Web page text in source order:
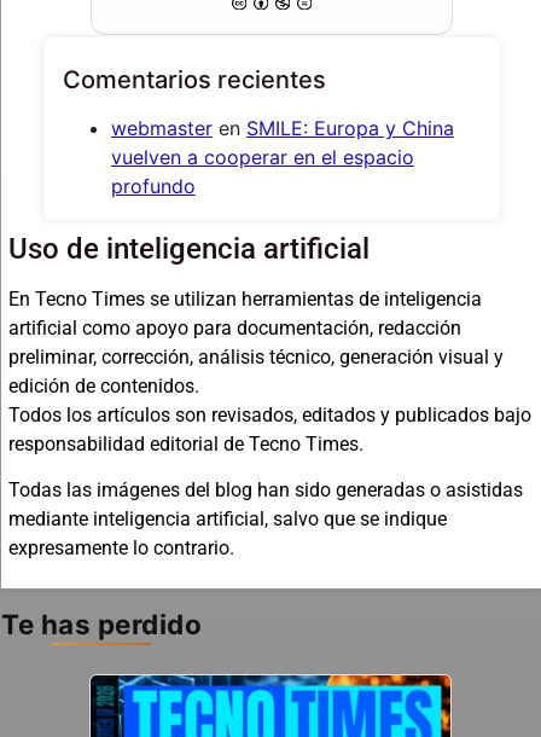
Comentarios recientes
webmasteren SMILE: Europa y China
vuelven a cooperar en el espacio
profundo
Uso de inteligencia artificial
En Tecno Times se utilizan herramientas de inteligencia
artificial como apoyo para documentación, redacción
preliminar, corrección, análisis técnico, generación visual y
edición de contenidos.
Todos los artículos son revisados, editados y publicados bajo
responsabilidad editorial de Tecno Times.
Todas las imágenes del blog han sido generadas o asistidas
mediante inteligencia artificial, salvo que se indique
expresamente lo contrario.
Te has perdido